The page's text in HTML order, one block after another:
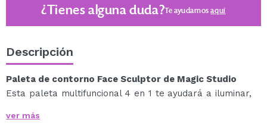
¿Tienes alguna duda?Te ayudamosaquí
Descripción
Paleta de contorno Face Sculptor de Magic Studio
Esta paleta multifuncional 4 en 1 te ayudará a iluminar,
Contiene 4 tonos: bronceador, colorete, iluminador y
ver más